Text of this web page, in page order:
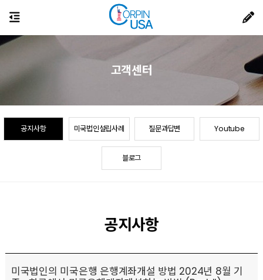
공지사항 미국법인설립사례 질문과답변 Youtube
블로그
고객센터
공지사항
미국법인의 미국은행 은행계좌개설 방법 2024년 8월 기